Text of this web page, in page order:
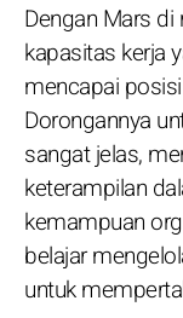
Dengan Mars di
kapasitas kerja
mencapai
Dorongannya
sangat jelas,
keterampilan
kemampuan
belajar
untuk